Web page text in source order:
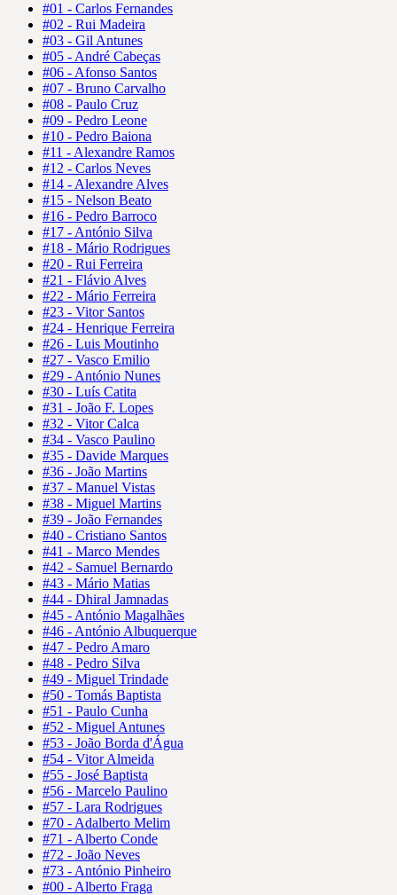
#01 - Carlos Fernandes
#02 - Rui Madeira
#03 - Gil Antunes
#05 - André Cabeças
#06 - Afonso Santos
#07 - Bruno Carvalho
#08 - Paulo Cruz
#09 - Pedro Leone
#10 - Pedro Baiona
#11 - Alexandre Ramos
#12 - Carlos Neves
#14 - Alexandre Alves
#15 - Nelson Beato
#16 - Pedro Barroco
#17 - António Silva
#18 - Mário Rodrigues
#20 - Rui Ferreira
#21 - Flávio Alves
#22 - Mário Ferreira
#23 - Vitor Santos
#24 - Henrique Ferreira
#26 - Luis Moutinho
#27 - Vasco Emilio
#29 - António Nunes
#30 - Luís Catita
#31 - João F. Lopes
#32 - Vitor Calca
#34 - Vasco Paulino
#35 - Davide Marques
#36 - João Martins
#37 - Manuel Vistas
#38 - Miguel Martins
#39 - João Fernandes
#40 - Cristiano Santos
#41 - Marco Mendes
#42 - Samuel Bernardo
#43 - Mário Matias
#44 - Dhiral Jamnadas
#45 - António Magalhães
#46 - António Albuquerque
#47 - Pedro Amaro
#48 - Pedro Silva
#49 - Miguel Trindade
#50 - Tomás Baptista
#51 - Paulo Cunha
#52 - Miguel Antunes
#53 - João Borda d'Água
#54 - Vitor Almeida
#55 - José Baptista
#56 - Marcelo Paulino
#57 - Lara Rodrigues
#70 - Adalberto Melim
#71 - Alberto Conde
#72 - João Neves
#73 - António Pinheiro
#00 - Alberto Fraga